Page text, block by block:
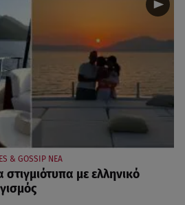
& GOSSIP ΝΕΑ
με ελληνικό